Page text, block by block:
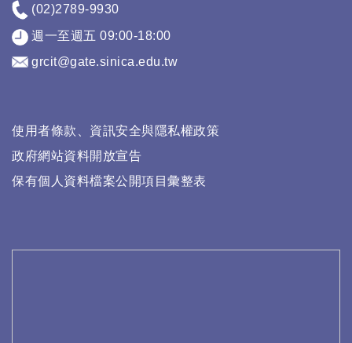
(02)2789-9930
週一至週五 09:00-18:00
grcit@gate.sinica.edu.tw
使用者條款、資訊安全與隱私權政策
政府網站資料開放宣告
保有個人資料檔案公開項目彙整表